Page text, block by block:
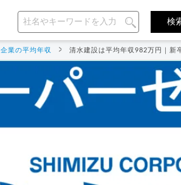
企業の平均年収 清水建設は平均年収982万円｜新